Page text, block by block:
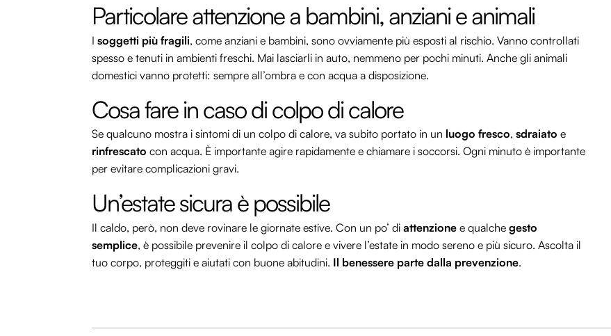
Particolare attenzione a bambini, anziani e animali
I soggetti più fragili, come anziani e bambini, sono ovviamente più esposti al rischio. Vanno controllati
spesso e tenuti in ambienti freschi. Mai lasciarli in auto, nemmeno per pochi minuti. Anche gli animali
domestici vanno protetti: sempre all’ombra e con acqua a disposizione.
Cosa fare in caso di colpo di calore
Se qualcuno mostra i sintomi di un colpo di calore, va subito portato in un luogo fresco, sdraiato e
rinfrescato con acqua. È importante agire rapidamente e chiamare i soccorsi. Ogni minuto è importante
per evitare complicazioni gravi.
Un’estate sicura è possibile
Il caldo, però, non deve rovinare le giornate estive. Con un po’ di attenzione e qualche gesto
semplice, è possibile prevenire il colpo di calore e vivere l’estate in modo sereno e più sicuro. Ascolta il
tuo corpo, proteggiti e aiutati con buone abitudini. Il benessere parte dalla prevenzione.